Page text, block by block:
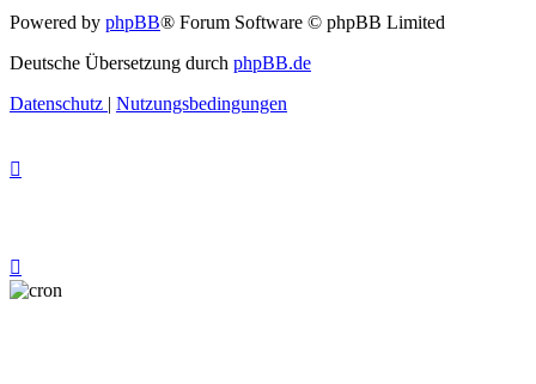
Powered by phpBB® Forum Software © phpBB Limited
Deutsche Übersetzung durch phpBB.de
Datenschutz | Nutzungsbedingungen